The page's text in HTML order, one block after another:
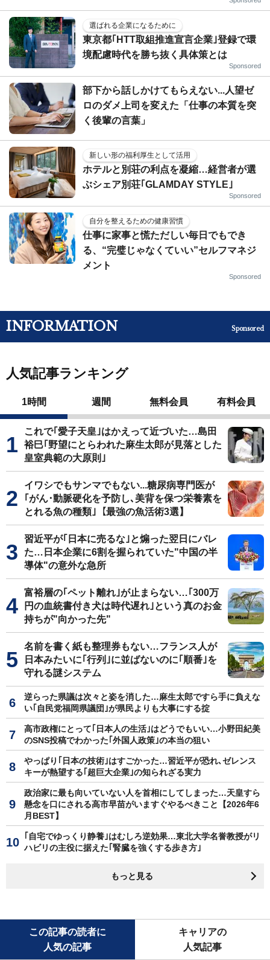
選ばれる企業になるために
東京都｢HTT取組推進宣言企業｣登録で環
境配慮時代を勝ち抜く具体策とは
Sponsored
部下から話しかけてもらえない...人望ゼ
ロのダメ上司を変えた「仕事の本質を突
く後輩の言葉」
新しい形の福利厚生として活用
ホテルと別荘の利点を凝縮…経営者が選
ぶシェア別荘｢GLAMDAY STYLE｣
Sponsored
自分を整えるための健康習慣
仕事に家事と慌ただしい毎日でもでき
る、“完璧じゃなくていい”セルフマネジ
メント
Sponsored
INFORMATION Sponsored
人気記事ランキング
1時間 週間 無料会員 有料会員
これで｢愛子天皇｣はかえって近づいた…島田
裕巳｢野望にとらわれた麻生太郎が見落とした
皇室典範の大原則｣
イワシでもサンマでもない...糖尿病専門医が
｢がん･動脈硬化を予防し､美背を保つ栄養素を
とれる魚の種類｣【最強の魚活術3選】
習近平が｢日本に売るな｣と煽った翌日にバレ
た…日本企業に6割を握られていた"中国の半
導体"の意外な急所
富裕層の｢ペット離れ｣が止まらない…｢300万
円の血統書付き犬は時代遅れ｣という真のお金
持ちが"向かった先"
名前を書く紙も整理券もない…フランス人が
日本みたいに｢行列｣に並ばないのに｢順番｣を
守れる謎システム
逆らった県議は次々と姿を消した…麻生太郎ですら手に負えな
い｢自民党福岡県議団｣が県民よりも大事にする掟
高市政権にとって｢日本人の生活｣はどうでもいい…小野田紀美
のSNS投稿でわかった｢外国人政策｣の本当の狙い
やっぱり｢日本の技術｣はすごかった…習近平が恐れ､ゼレンス
キーが熱望する｢超巨大企業｣の知られざる実力
政治家に最も向いていない人を首相にしてしまった…天皇すら
懸念を口にされる高市早苗がいますぐやるべきこと【2026年6
月BEST】
｢自宅でゆっくり静養｣はむしろ逆効果…東北大学名誉教授がリ
ハビリの主役に据えた｢腎臓を強くする歩き方｣
もっと見る
この記事の読者に
人気の記事
キャリアの
人気記事